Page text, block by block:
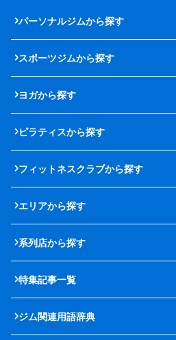
パーソナルジムから探す
スポーツジムから探す
ヨガから探す
ピラティスから探す
フィットネスクラブから探す
エリアから探す
系列店から探す
特集記事一覧
ジム関連用語辞典